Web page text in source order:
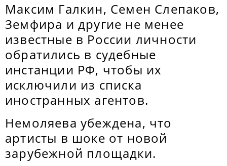
Максим Галкин, Семен Слепаков,
Земфира и другие не менее
известные в России личности
обратились в судебные
инстанции РФ, чтобы их
исключили из списка
иностранных агентов.
Немоляева убеждена, что
артисты в шоке от новой
зарубежной площадки.